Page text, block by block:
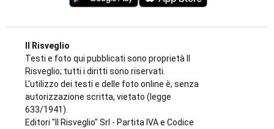
Il Risveglio
Testi e foto qui pubblicati sono proprietà Il
Risveglio; tutti i diritti sono riservati.
L'utilizzo dei testi e delle foto online è, senza
autorizzazione scritta, vietato (legge
633/1941).
Editori "Il Risveglio" Srl - Partita IVA e Codice